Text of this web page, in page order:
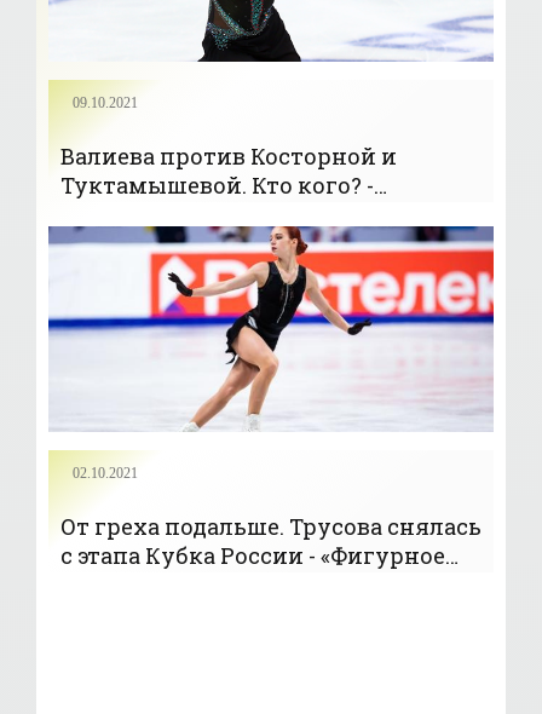
09.10.2021
Валиева против Косторной и
Туктамышевой. Кто кого? -
02.10.2021
От греха подальше. Трусова снялась
с этапа Кубка России - «Фигурное